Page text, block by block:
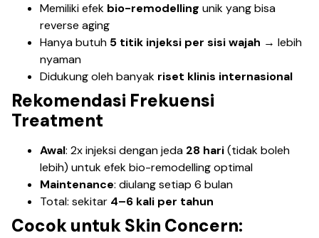
Memiliki efek bio-remodelling unik yang bisa
reverse aging
Hanya butuh 5 titik injeksi per sisi wajah → lebih
nyaman
Didukung oleh banyak riset klinis internasional
Rekomendasi Frekuensi
Treatment
Awal: 2x injeksi dengan jeda 28 hari(tidak boleh
lebih) untuk efek bio-remodelling optimal
Maintenance: diulang setiap 6 bulan
Total: sekitar 4–6 kali per tahun
Cocok untuk Skin Concern: